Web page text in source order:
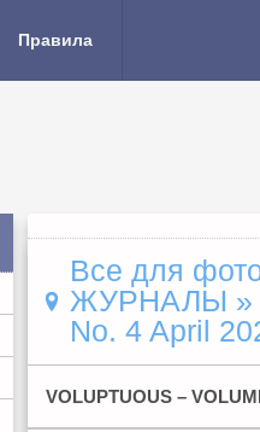
Правила
Все для
ЖУРНАЛЫ »
No. 4 April
VOLUPTUOUS –